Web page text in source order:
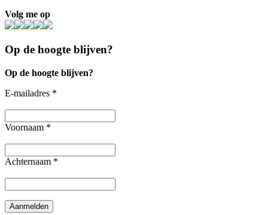
Volg me op
Op de hoogte blijven?
Op de hoogte blijven?
E-mailadres *
Voornaam *
Achternaam *